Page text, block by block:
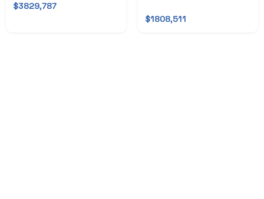
$3829,787
$1808,511